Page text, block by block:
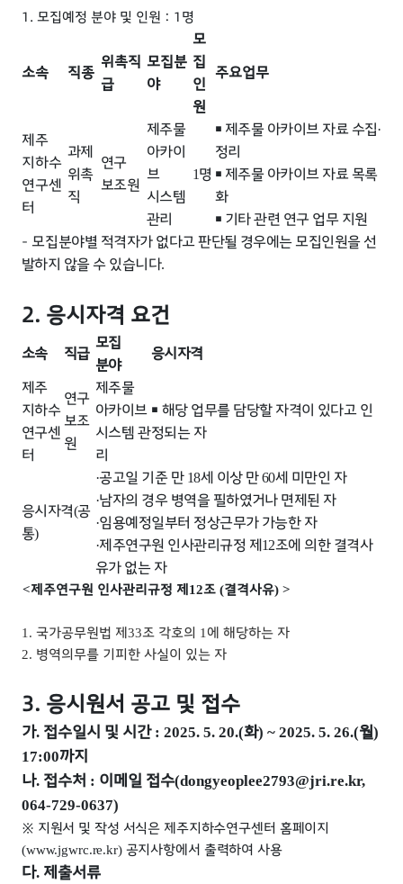
1. 모집예정 분야 및 인원 : 1명
소속 직종
위촉직
급
모집분
야
모
집
인
원
주요업무
제주
지하수
연구센
터
과제
위촉
직
연구
보조원
제주물
아카이
브
시스템
관리
1명
￭ 제주물 아카이브 자료 수집·
정리
￭ 제주물 아카이브 자료 목록
화
￭ 기타 관련 연구 업무 지원
- 모집분야별 적격자가 없다고 판단될 경우에는 모집인원을 선
발하지 않을 수 있습니다.
2. 응시자격 요건
소속 직급
모집
분야
응시자격
제주
지하수
연구센
터
연구
보조
원
제주물
아카이브
시스템 관
리
￭ 해당 업무를 담당할 자격이 있다고 인
정되는 자
응시자격(공
통)
·공고일 기준 만 18세 이상 만60세 미만인 자
·남자의 경우 병역을 필하였거나 면제된 자
·임용예정일부터 정상근무가 가능한 자
·제주연구원 인사관리규정 제12조에 의한 결격사
유가 없는 자
<제주연구원 인사관리규정 제 12조 (결격사유) >
1. 국가공무원법 제33조 각호의 1에 해당하는 자
2. 병역의무를 기피한 사실이 있는 자
3. 응시원서 공고 및 접수
가. 접수일시 및 시간 : 2025. 5. 20.(화) ~ 2025. 5. 26.(월)
17:00까지
나. 접수처 : 이메일 접수(dongyeoplee2793@jri.re.kr,
064-729-0637)
※ 지원서 및 작성 서식은 제주지하수연구센터 홈페이지
(www.jgwrc.re.kr) 공지사항에서 출력하여 사용
다. 제출서류